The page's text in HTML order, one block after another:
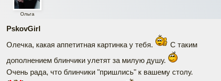
Ольга
PskovGirl
Олечка, какая аппетитная картинка у тебя.
С таким
дополнением блинчики улетят за милую душу.
Очень рада, что блинчики "пришлись" к вашему столу.